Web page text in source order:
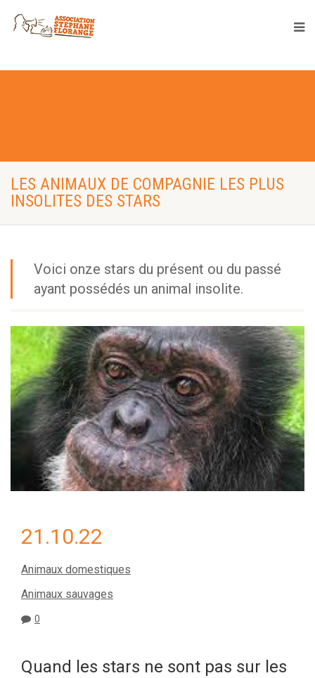
LES ANIMAUX DE COMPAGNIE LES PLUS
INSOLITES DES STARS
Voici onze stars du présent ou du passé
ayant possédés un animal insolite.
21.10.22
Animaux domestiques
Animaux sauvages
0
Quand les stars ne sont pas sur les